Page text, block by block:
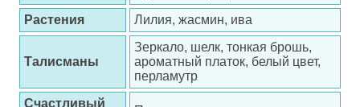
Растения
Лилия, жасмин, ива
Талисманы
Зеркало, шелк, тонкая брошь,
ароматный платок, белый цвет,
перламутр
Счастливый